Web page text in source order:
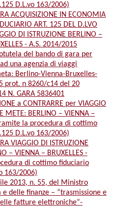
D.L.vo 163/2006)
ACQUISIZIONE IN ECONOMIA
ART. 125 DEL D.LVO
DI ISTRUZIONE BERLINO –
- A.S. 2014/2015
del bando di gara per
una agenzia di viaggi
Berlino-Vienna-Bruxelles-
prot. n 8260/c14 del 20
N. GARA 5836401
a CONTRARRE per VIAGGIO
METE: BERLINO – VIENNA –
la procedura di cottimo
D.L.vo 163/2006)
VIAGGIO DI ISTRUZIONE
– VIENNA – BRUXELLES -
di cottimo fiduciario
163/2006)
2013, n. 55, del Ministro
delle finanze – “trasmissione e
fatture elettroniche”-